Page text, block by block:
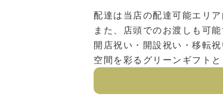
配達は当店の配達可能エリア
また、店頭でのお渡しも可
開店祝い・開設祝い・移転祝
空間を彩るグリーンギフト